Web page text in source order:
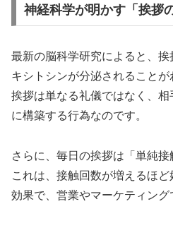
神経科学が明かす「挨拶
最新の脳科学研究によると、
キシトシンが分泌されることが
挨拶は単なる礼儀ではなく、
に構築する行為なのです。
さらに、毎日の挨拶は「単純接
これは、接触回数が増えるほ
効果で、営業やマーケティング